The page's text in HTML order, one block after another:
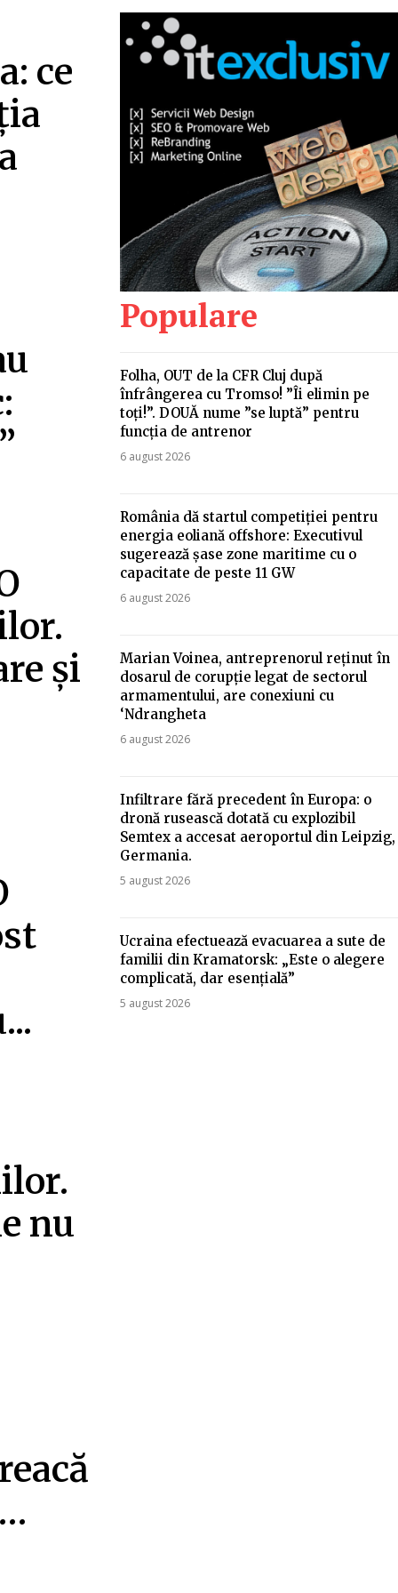
ce
și
nu
Populare
Folha, OUT de la CFR Cluj după
înfrângerea cu Tromso! ”Îi elimin pe
toți!”. DOUĂ nume ”se luptă” pentru
funcția de antrenor
6 august 2026
România dă startul competiției pentru
energia eoliană offshore: Executivul
sugerează șase zone maritime cu o
capacitate de peste 11 GW
6 august 2026
Marian Voinea, antreprenorul reținut în
dosarul de corupție legat de sectorul
armamentului, are conexiuni cu
‘Ndrangheta
6 august 2026
Infiltrare fără precedent în Europa: o
dronă rusească dotată cu explozibil
Semtex a accesat aeroportul din Leipzig,
Germania.
5 august 2026
Ucraina efectuează evacuarea a sute de
familii din Kramatorsk: „Este o alegere
complicată, dar esențială”
5 august 2026